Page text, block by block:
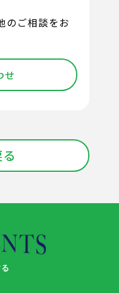
のご相談をお
せ